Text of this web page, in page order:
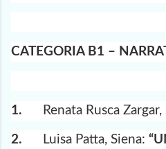
CATEGORIA B1 –
1. Renata Rusca Zargar,
2. Luisa Patta, Siena: